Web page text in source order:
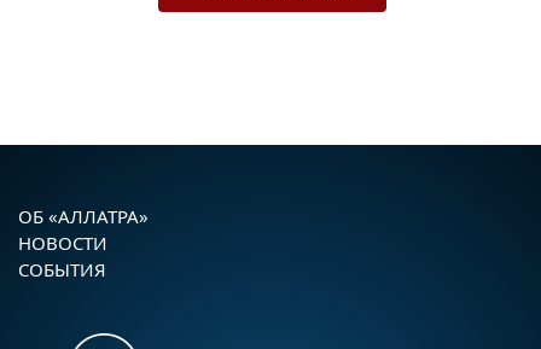
ОБ «АЛЛАТРА»
НОВОСТИ
СОБЫТИЯ